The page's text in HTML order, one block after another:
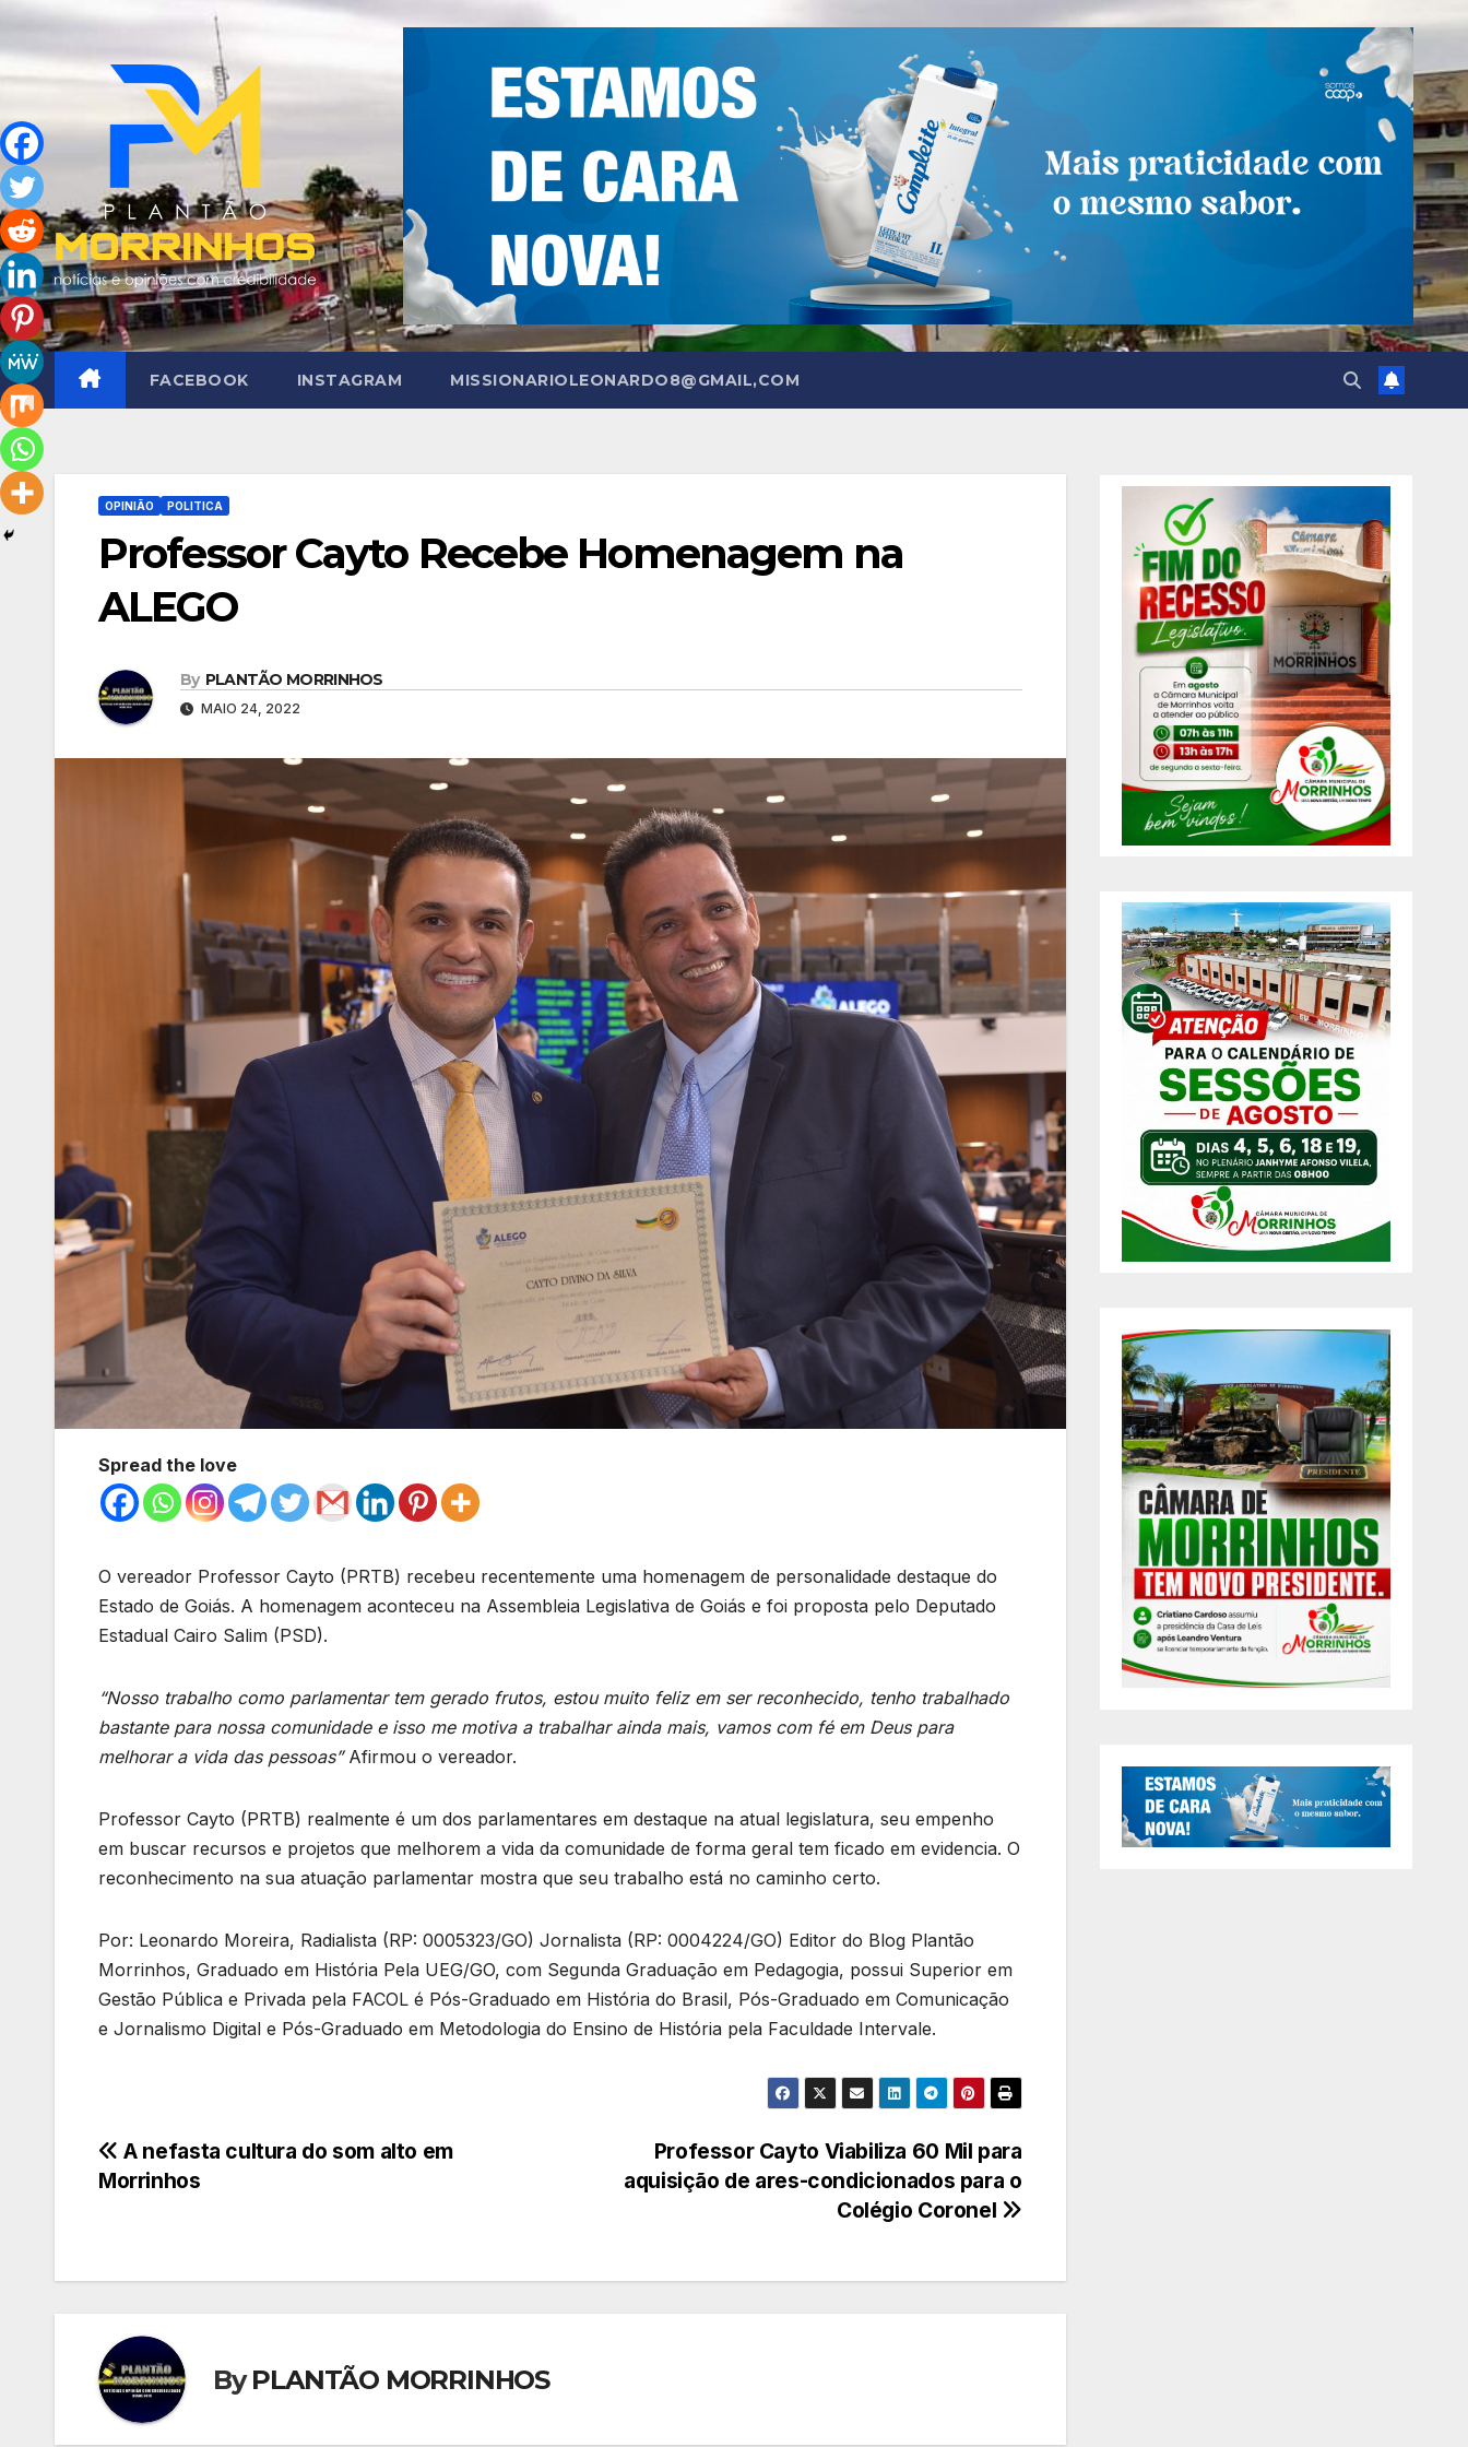
Skip
to
content
FACEBOOK INSTAGRAM MISSIONARIOLEONARDO8@GMAIL,COM
OPINIÃO POLITICA
Professor Cayto Recebe Homenagem na
ALEGO
By PLANTÃO MORRINHOS
MAIO 24, 2022
Spread the love
O vereador Professor Cayto (PRTB) recebeu recentemente uma homenagem de personalidade destaque do
Estado de Goiás. A homenagem aconteceu na Assembleia Legislativa de Goiás e foi proposta pelo Deputado
Estadual Cairo Salim (PSD).
“Nosso trabalho como parlamentar tem gerado frutos, estou muito feliz em ser reconhecido, tenho trabalhado
bastante para nossa comunidade e isso me motiva a trabalhar ainda mais, vamos com fé em Deus para
melhorar a vida das pessoas”Afirmou o vereador.
Professor Cayto (PRTB) realmente é um dos parlamentares em destaque na atual legislatura, seu empenho
em buscar recursos e projetos que melhorem a vida da comunidade de forma geral tem ficado em evidencia. O
reconhecimento na sua atuação parlamentar mostra que seu trabalho está no caminho certo.
Por: Leonardo Moreira, Radialista (RP: 0005323/GO) Jornalista (RP: 0004224/GO) Editor do Blog Plantão
Morrinhos, Graduado em História Pela UEG/GO, com Segunda Graduação em Pedagogia, possui Superior em
Gestão Pública e Privada pela FACOL é Pós-Graduado em História do Brasil, Pós-Graduado em Comunicação
e Jornalismo Digital e Pós-Graduado em Metodologia do Ensino de História pela Faculdade Intervale.
Navegação
Professor Cayto Viabiliza 60 Mil para
aquisição de ares-condicionados para o
Colégio Coronel
A nefasta cultura do som alto em
Morrinhos
ByPLANTÃO MORRINHOS